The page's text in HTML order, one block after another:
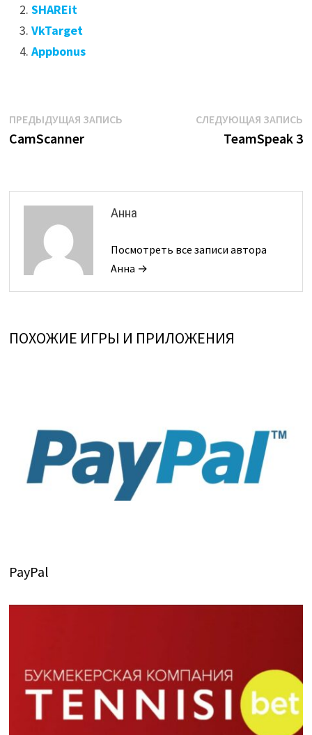
SHAREit
VkTarget
Appbonus
Навигация
по
ПРЕДЫДУЩАЯ ЗАПИСЬПредыдущая
CamScanner
СЛЕДУЮЩАЯ ЗАПИСЬ
TeamSpeak 3
Анна
Посмотреть все записи автора
Анна →
ПОХОЖИЕ ИГРЫ И ПРИЛОЖЕНИЯ
PayPal